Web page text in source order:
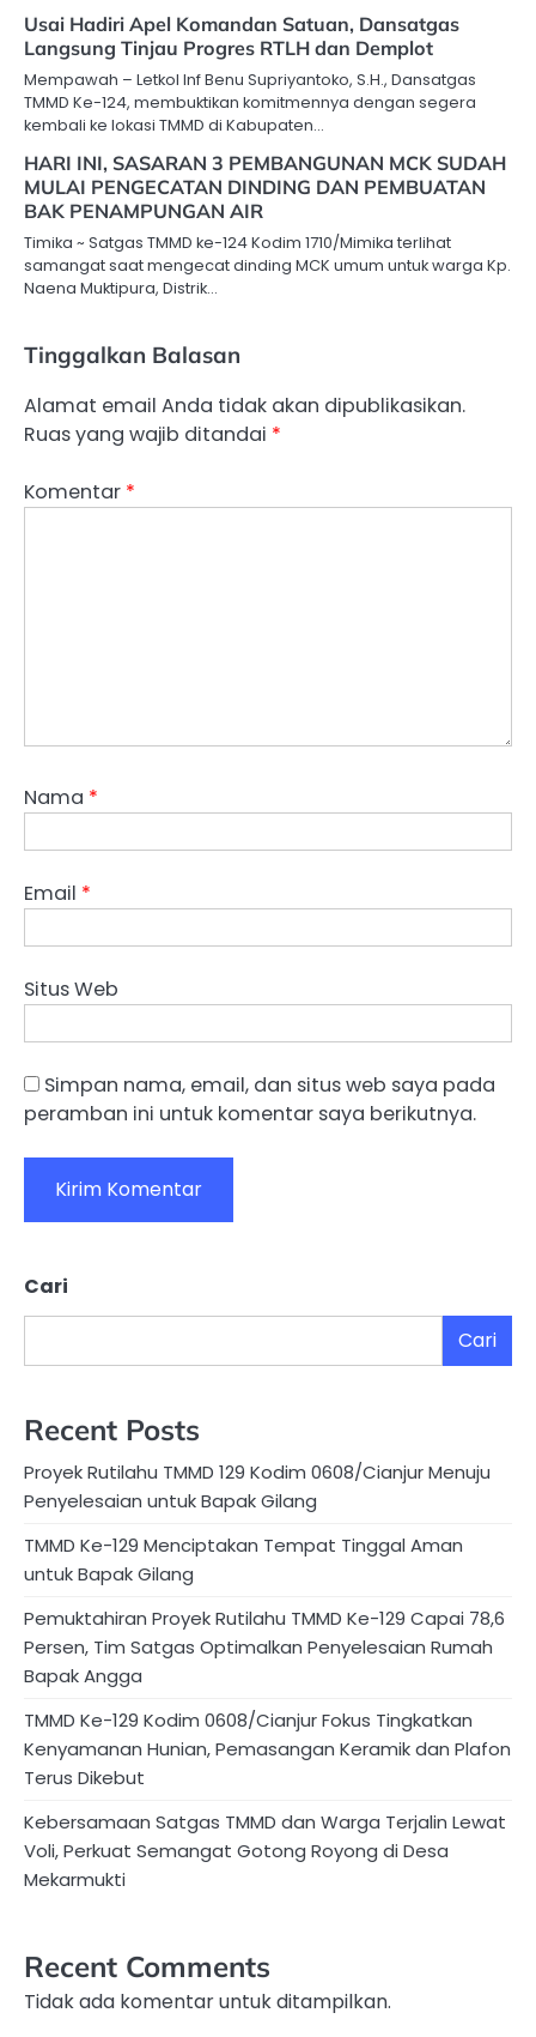
Usai Hadiri Apel Komandan Satuan, Dansatgas
Langsung Tinjau Progres RTLH dan Demplot
Mempawah – Letkol Inf Benu Supriyantoko, S.H., Dansatgas
TMMD Ke-124, membuktikan komitmennya dengan segera
kembali ke lokasi TMMD di Kabupaten…
HARI INI, SASARAN 3 PEMBANGUNAN MCK SUDAH
MULAI PENGECATAN DINDING DAN PEMBUATAN
BAK PENAMPUNGAN AIR
Timika ~ Satgas TMMD ke-124 Kodim 1710/Mimika terlihat
samangat saat mengecat dinding MCK umum untuk warga Kp.
Naena Muktipura, Distrik…
Tinggalkan Balasan
Alamat email Anda tidak akan dipublikasikan.
Ruas yang wajib ditandai *
Komentar *
Nama *
Email *
Situs Web
Simpan nama, email, dan situs web saya pada
peramban ini untuk komentar saya berikutnya.
Cari
Cari
Recent Posts
Proyek Rutilahu TMMD 129 Kodim 0608/Cianjur Menuju
Penyelesaian untuk Bapak Gilang
TMMD Ke-129 Menciptakan Tempat Tinggal Aman
untuk Bapak Gilang
Pemuktahiran Proyek Rutilahu TMMD Ke-129 Capai 78,6
Persen, Tim Satgas Optimalkan Penyelesaian Rumah
Bapak Angga
TMMD Ke-129 Kodim 0608/Cianjur Fokus Tingkatkan
Kenyamanan Hunian, Pemasangan Keramik dan Plafon
Terus Dikebut
Kebersamaan Satgas TMMD dan Warga Terjalin Lewat
Voli, Perkuat Semangat Gotong Royong di Desa
Mekarmukti
Recent Comments
Tidak ada komentar untuk ditampilkan.